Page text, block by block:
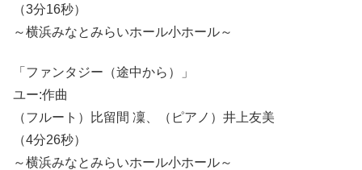
（3分16秒）
～横浜みなとみらいホール小ホール～
「ファンタジー（途中から）」
ユー:作曲
（フルート）比留間 凜、（ピアノ）井上友美
（4分26秒）
～横浜みなとみらいホール小ホール～